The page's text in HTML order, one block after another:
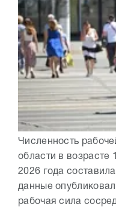
Численность
области в возрасте
2026 года
данные
рабочая сила